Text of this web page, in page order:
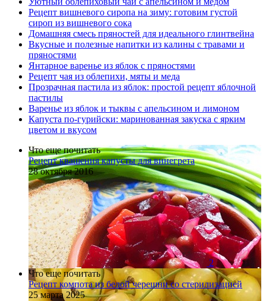
Рецепт вишневого сиропа на зиму: готовим густой
сироп из вишневого сока
Домашняя смесь пряностей для идеального глинтвейна
Вкусные и полезные напитки из калины с травами и
пряностями
Янтарное варенье из яблок с пряностями
Рецепт чая из облепихи, мяты и меда
Прозрачная пастила из яблок: простой рецепт яблочной
пастилы
Варенье из яблок и тыквы с апельсином и лимоном
Капуста по-гурийски: маринованная закуска с ярким
цветом и вкусом
Что еще почитать
Рецепт квашения капусты для винегрета
28 октября 2016
2
Что еще почитать
Рецепт компота из белой черешни со стерилизацией
25 марта 2025